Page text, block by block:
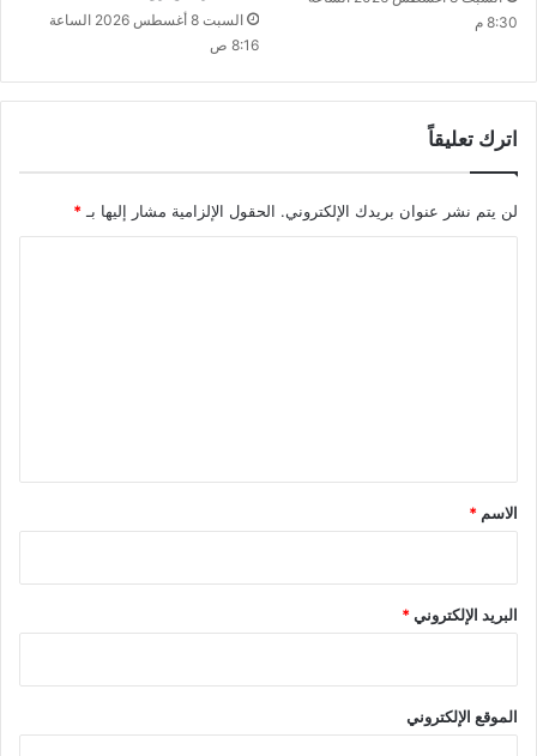
8:30 م
السبت 8 أغسطس 2026 الساعة
8:16 ص
اترك تعليقاً
لن يتم نشر عنوان بريدك الإلكتروني. الحقول الإلزامية مشار إليها بـ*
*
الاسم *
البريد الإلكتروني*
الموقع الإلكتروني